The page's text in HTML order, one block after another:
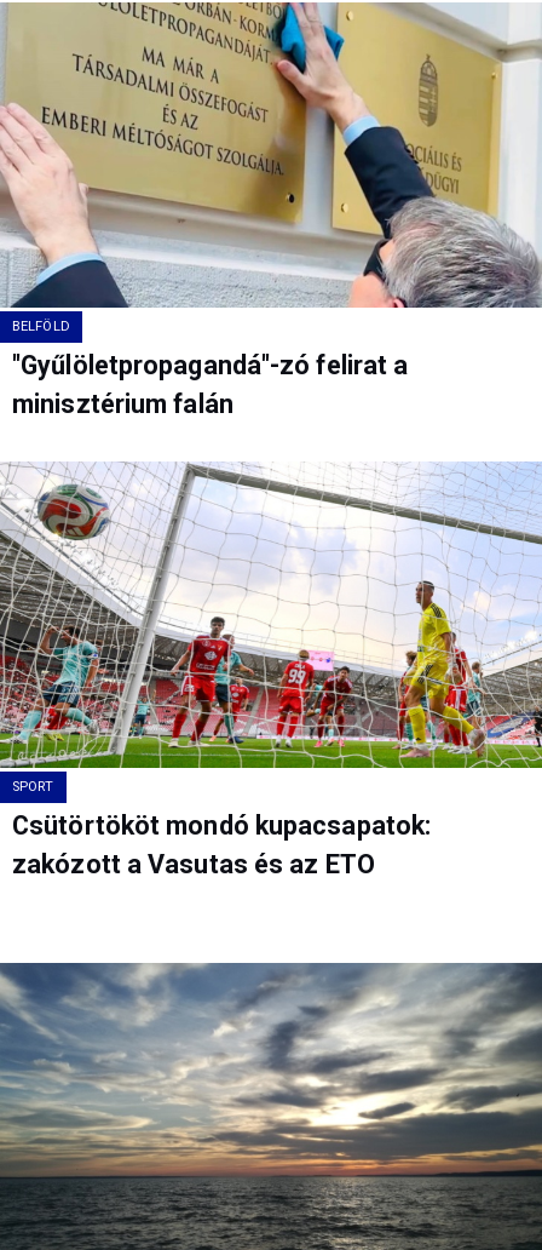
BELFÖLD
"Gyűlöletpropagandá"-zó felirat a
minisztérium falán
SPORT
Csütörtököt mondó kupacsapatok:
zakózott a Vasutas és az ETO